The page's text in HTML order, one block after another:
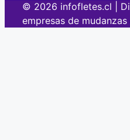
© 2026 infofletes.cl |
empresas de